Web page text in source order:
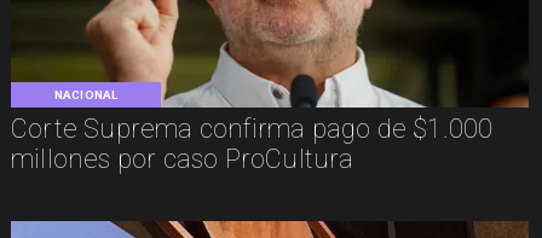
NACIONAL
Corte Suprema confirma pago de $1.000
millones por caso ProCultura